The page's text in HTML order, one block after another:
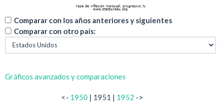
Comparar con los años anteriores y siguientes
Comparar con otro país:
Gráficos avanzados y comparaciones
<- 1950 | 1951 | 1952 ->